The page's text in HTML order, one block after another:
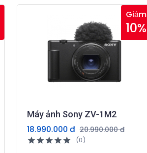
Giảm
10%
Máy ảnh Sony ZV-1M2
18.990.000 đ 20.990.000 đ
(0)